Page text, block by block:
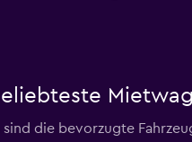
sind die bevorzugte